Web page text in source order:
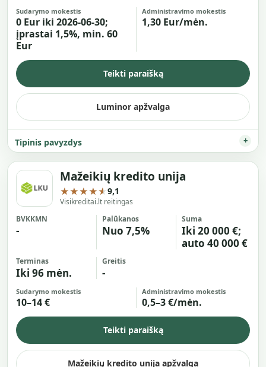
Sudarymo mokestis
0 Eur iki 2026-06-30;
įprastai 1,5%, min. 60
Eur
Administravimo mokestis
1,30 Eur/mėn.
Teikti paraišką
Luminor apžvalga
Tipinis pavyzdys
Mažeikių kredito unija
★★★★★9,1
Visikreditai.lt reitingas
BVKKMN
-
Palūkanos
Nuo 7,5%
Suma
Iki 20 000 €;
auto 40 000 €
Terminas
Iki 96 mėn.
Greitis
-
Sudarymo mokestis
10–14 €
Administravimo mokestis
0,5–3 €/mėn.
Teikti paraišką
Mažeikių kredito unija apžvalga